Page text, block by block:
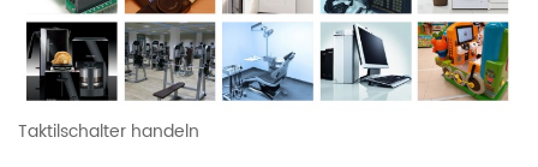
Taktilschalter handeln